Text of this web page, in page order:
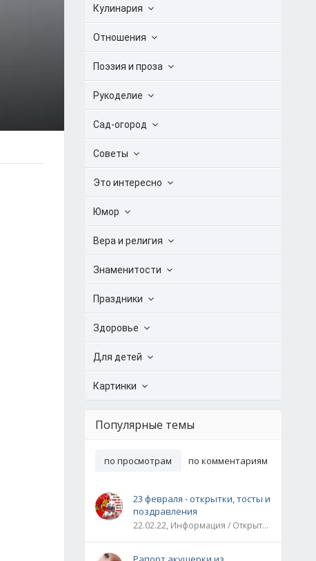
Кулинария
Отношения
Поэзия и проза
Рукоделие
Сад-огород
Советы
Это интересно
Юмор
Вера и религия
Знаменитости
Праздники
Здоровье
Для детей
Картинки
Популярные темы
по просмотрам по комментариям
23 февраля - открытки, тосты и
поздравления
22.02.22, Информация / Открытки / Все праздники